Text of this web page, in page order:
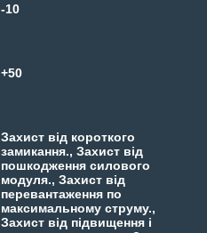
-10
+50
Захист від короткого
замикання., Захист від
пошкодження силового
модуля., Захист від
перевантаження по
максимальному струму.,
Захист від підвищення і